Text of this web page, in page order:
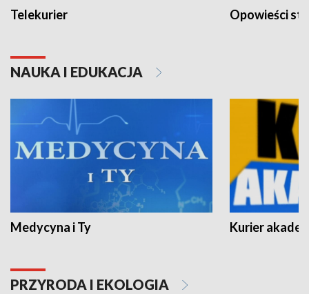
Telekurier Opowieści
NAUKA I EDUKACJA
Medycyna i Ty Kurier
PRZYRODA I EKOLOGIA